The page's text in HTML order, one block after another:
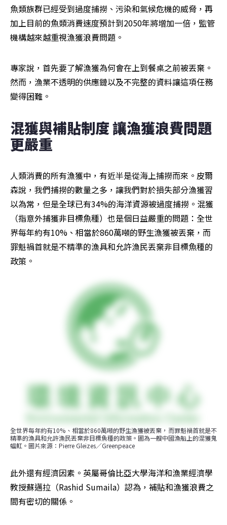
魚類族群已經受到過度捕撈、污染和氣候危機的威脅，再
加上目前的魚類消費速度預計到2050年將增加一倍，監管
機構越來越重視漁獲浪費問題。
專家說，首先要了解漁獲為何會在上到餐桌之前被丟棄。
然而，漁業不透明的供應鏈以及不完整的資料讓這項任務
變得困難。
混獲與補貼制度 讓漁獲浪費問題
更嚴重
人類消費的所有漁獲中，有近半是從海上捕撈而來。皮爾
森說，我們捕撈的數量之多，讓我們對於損失部分漁獲習
以為常，但是全球已有34%的海洋資源被過度捕撈。混獲
（指意外捕獲非目標魚種）也是個日益嚴重的問題：全世
界每年約有10%、相當於860萬噸的野生漁獲被丟棄，而
罪魁禍首就是不精準的漁具和允許漁民丟棄非目標魚種的
政策。
全世界每年約有10%、相當於860萬噸的野生漁獲被丟棄，而罪魁禍首就是不
精準的漁具和允許漁民丟棄非目標魚種的政策。圖為一艘中國漁船上的混獲鬼
蝠魟。圖片來源：Pierre Gleizes／Greenpeace
此外還有經濟因素。英屬哥倫比亞大學海洋和漁業經濟學
教授蘇邁拉（Rashid Sumaila）認為，補貼和漁獲浪費之
間有密切的關係。